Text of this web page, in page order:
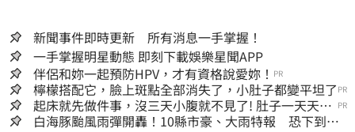
新聞事件即時更新 所有消息一手掌握！
一手掌握明星動態 即刻下載娛樂星聞APP
伴侶和妳一起預防HPV，才有資格說愛妳！ PR
檸檬搭配它，臉上斑點全部消失了，小肚子都變平坦了 PR
起床就先做件事，沒三天小腹就不見了! 肚子一天天變
小！
PR
白海豚颱風雨彈開轟！10縣市豪、大雨特報 恐下到明